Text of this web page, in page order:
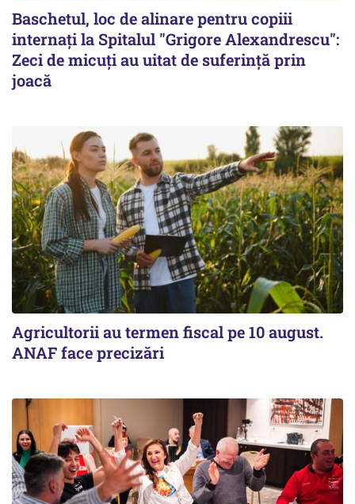
Baschetul, loc de alinare pentru copiii
internați la Spitalul "Grigore Alexandrescu":
Zeci de micuți au uitat de suferință prin
joacă
Agricultorii au termen fiscal pe 10 august.
ANAF face precizări